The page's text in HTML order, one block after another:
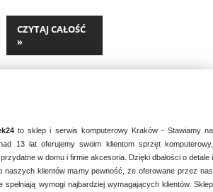
CZYTAJ CAŁOŚĆ
»
to sklep i serwis komputerowy Kraków - Stawiamy na
13 lat oferujemy swoim klientom sprzęt komputerowy,
w domu i firmie akcesoria. Dzięki dbałości o detale i
naszych klientów mamy pewność, że oferowane przez nas
spełniają wymogi najbardziej wymagających klientów. Sklep